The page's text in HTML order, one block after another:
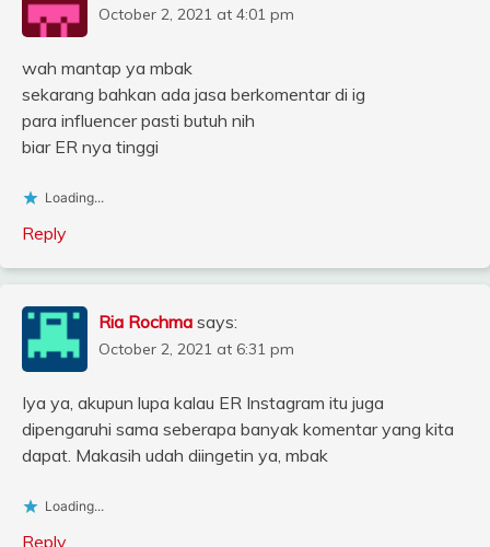
October 2, 2021 at 4:01 pm
wah mantap ya mbak
sekarang bahkan ada jasa berkomentar di ig
para influencer pasti butuh nih
biar ER nya tinggi
Loading...
Reply
Ria Rochma says:
October 2, 2021 at 6:31 pm
Iya ya, akupun lupa kalau ER Instagram itu juga
dipengaruhi sama seberapa banyak komentar yang kita
dapat. Makasih udah diingetin ya, mbak
Loading...
Reply